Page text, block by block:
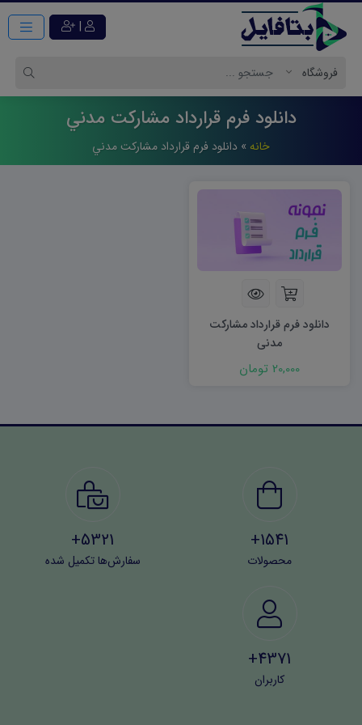
|
دانلود فرم قرارداد مشاركت مدني
خانه » دانلود فرم قرارداد مشاركت مدني
دانلود فرم قرارداد مشارکت
مدنی
20,000 تومان
1541+
محصولات
5321+
سفارش‌ها تکمیل شده
4371+
کاربران